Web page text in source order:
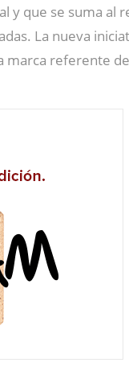
y que se suma al
La nueva
marca referente